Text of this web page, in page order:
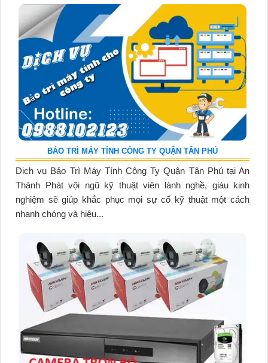
BẢO TRÌ MÁY TÍNH CÔNG TY QUẬN TÂN PHÚ
Dịch vụ Bảo Trì Máy Tính Công Ty Quận Tân Phú tại An
Thành Phát vội ngũ kỹ thuật viên lành nghề, giàu kinh
nghiệm sẽ giúp khắc phục mọi sự cố kỹ thuật một cách
nhanh chóng và hiệu...